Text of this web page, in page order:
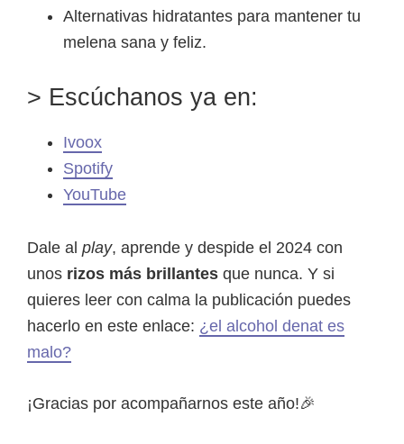
Alternativas hidratantes para mantener tu
melena sana y feliz.
> Escúchanos ya en:
Ivoox
Spotify
YouTube
Dale al play, aprende y despide el 2024 con
unos rizos más brillantes que nunca. Y si
quieres leer con calma la publicación puedes
hacerlo en este enlace: ¿el alcohol denat es
malo?
¡Gracias por acompañarnos este año!🎉